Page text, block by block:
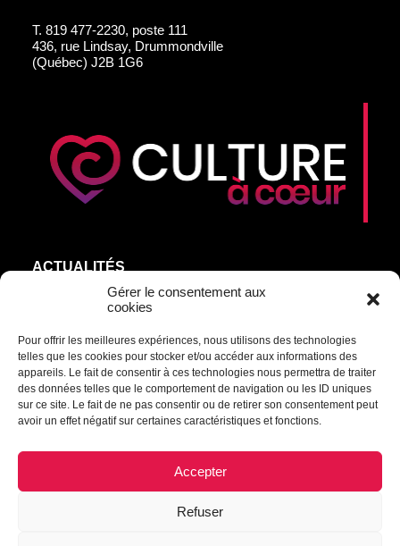
Gérer le consentement aux
cookies
Pour offrir les meilleures expériences, nous utilisons des technologies
telles que les cookies pour stocker et/ou accéder aux informations des
appareils. Le fait de consentir à ces technologies nous permettra de traiter
des données telles que le comportement de navigation ou les ID uniques
sur ce site. Le fait de ne pas consentir ou de retirer son consentement peut
avoir un effet négatif sur certaines caractéristiques et fonctions.
Accepter
Refuser
T. 819 477-2230, poste 111
436, rue Lindsay, Drummondville
(Québec) J2B 1G6
ACTUALITÉS
AGEND’ART
NOS ARTISTES
ÉDITIONS
S’ABONNER
Transmettre une information ou un commentaire :
© 2021 Culture à cœur | Tous droits réservés.